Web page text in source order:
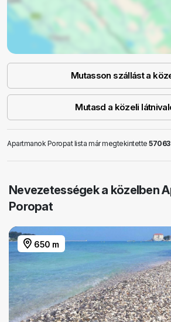
Mutasson szállást a
Mutasd a közeli
Apartmanok Poropat lista már megtekintette57063
Nevezetességek a közelben
Poropat
650 m